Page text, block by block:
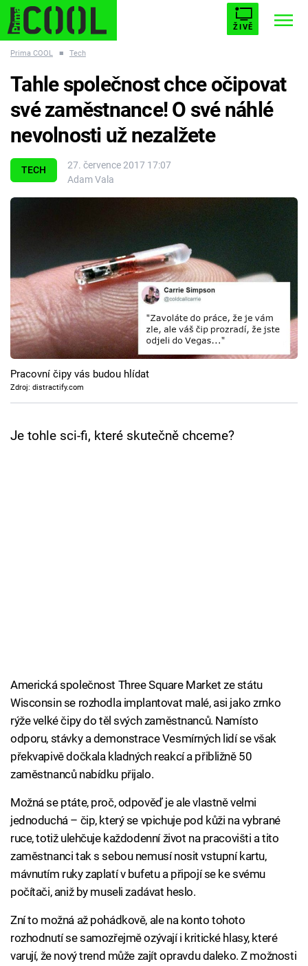
ŽIVĚ
ESCAPE PLNEJ KOTEL AVENGERS 5
Témata
Hry
Cool Esport
Pořady
TV Program
Prima COOL ■ Tech
TECH
27. července 2017 17:07
Adam Vala
Tahle společnost chce očipovat
své zaměstnance! O své náhlé
nevolnosti už nezalžete
Pracovní čipy vás budou hlídat
Zdroj: distractify.com
Je tohle sci-fi, které skutečně chceme?
Americká společnost Three Square Market ze státu
Wisconsin se rozhodla implantovat malé, asi jako zrnko
rýže velké čipy do těl svých zaměstnanců. Namísto
odporu, stávky a demonstrace Vesmírných lidí se však
překvapivě dočkala kladných reakcí a přibližně 50
zaměstnanců nabídku přijalo.
Možná se ptáte, proč, odpověď je ale vlastně velmi
jednoduchá – čip, který se vpichuje pod kůži na vybrané
ruce, totiž ulehčuje každodenní život na pracovišti a tito
zaměstnanci tak s sebou nemusí nosit vstupní kartu,
mávnutím ruky zaplatí v bufetu a připojí se ke svému
počítači, aniž by museli zadávat heslo.
Zní to možná až pohádkově, ale na konto tohoto
rozhodnutí se samozřejmě ozývají i kritické hlasy, které
varují, že nový trend může zajít opravdu daleko. Z možnosti